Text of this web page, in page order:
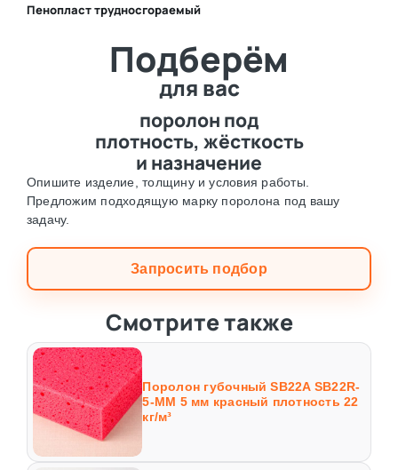
Пенопласт трудносгораемый
Подберём
для вас
поролон под
плотность, жёсткость
и назначение
Опишите изделие, толщину и условия работы.
Предложим подходящую марку поролона под вашу
задачу.
Запросить подбор
Смотрите также
Поролон губочный SB22A SB22R-
5-MM 5 мм красный плотность 22
кг/м³